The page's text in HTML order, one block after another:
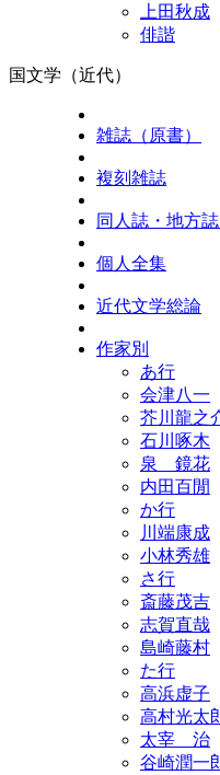
上田秋成
俳諧
国文学（近代）
雑誌（原書）
複刻雑誌
同人誌・地方
個人全集
近代文学総論
作家別
あ行
会津八一
芥川龍之
石川啄木
泉 鏡花
内田百閒
か行
川端康成
小林秀雄
さ行
斎藤茂吉
志賀直哉
島崎藤村
た行
高浜虚子
高村光太
太宰 治
谷崎潤一